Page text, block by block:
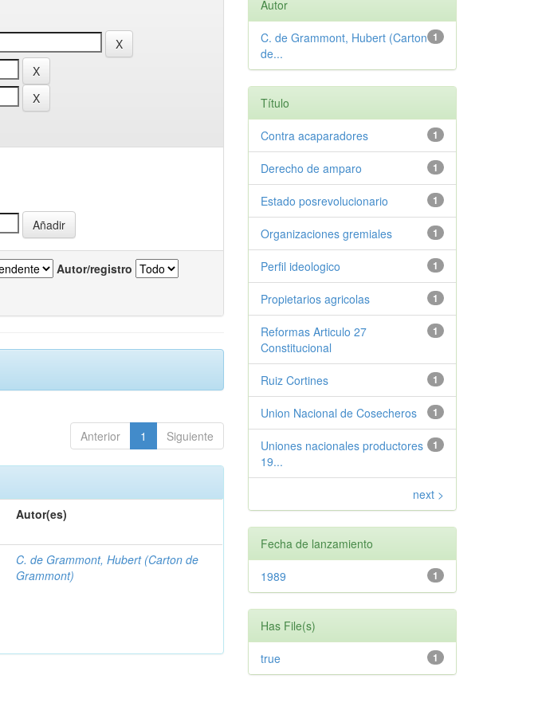
Autor/registro
Anterior 1 Siguiente
Autor(es)
C. de Grammont, Hubert (Carton de
Grammont)
Autor
1
C. de Grammont, Hubert (Carton
de...
Título
1
Contra acaparadores
1
Derecho de amparo
1
Estado posrevolucionario
1
Organizaciones gremiales
1
Perfil ideologico
1
Propietarios agricolas
1
Reformas Articulo 27
Constitucional
1
Ruiz Cortines
1
Union Nacional de Cosecheros
1
Uniones nacionales productores
19...
next >
Fecha de lanzamiento
1
1989
Has File(s)
1
true